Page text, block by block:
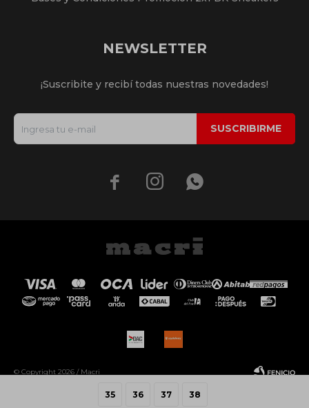
35 36 37 38
NEWSLETTER
¡Suscribite y recibí todas nuestras novedades!
SUSCRIBIRME
  
© Copyright 2026 / Macri